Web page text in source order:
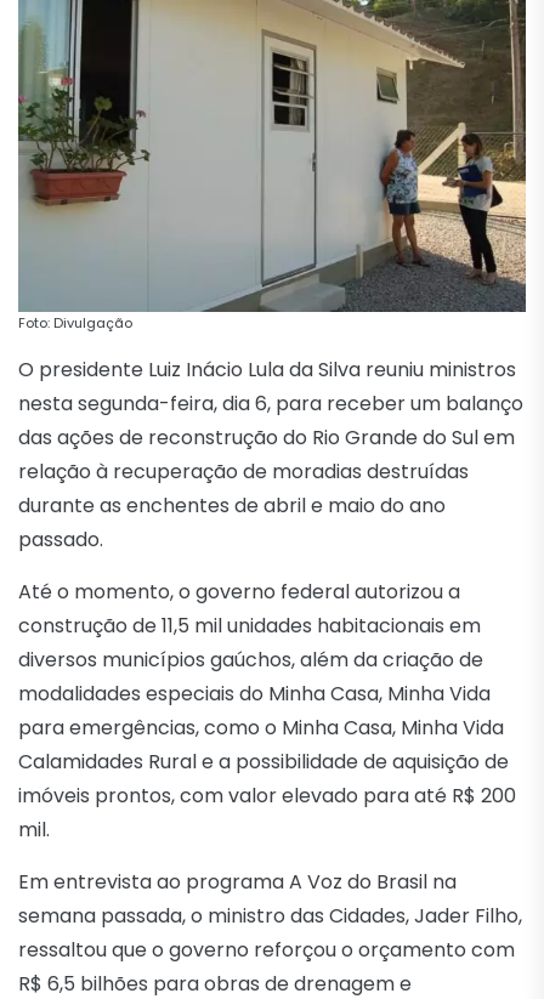
Foto: Divulgação
O presidente Luiz Inácio Lula da Silva reuniu ministros
nesta segunda-feira, dia 6, para receber um balanço
das ações de reconstrução do Rio Grande do Sul em
relação à recuperação de moradias destruídas
durante as enchentes de abril e maio do ano
passado.
Até o momento, o governo federal autorizou a
construção de 11,5 mil unidades habitacionais em
diversos municípios gaúchos, além da criação de
modalidades especiais do Minha Casa, Minha Vida
para emergências, como o Minha Casa, Minha Vida
Calamidades Rural e a possibilidade de aquisição de
imóveis prontos, com valor elevado para até R$ 200
mil.
Em entrevista ao programa A Voz do Brasil na
semana passada, o ministro das Cidades, Jader Filho,
ressaltou que o governo reforçou o orçamento com
R$ 6,5 bilhões para obras de drenagem e